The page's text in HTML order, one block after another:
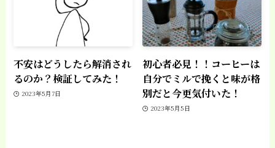
不安はどうしたら解消され
るのか？検証してみた！
2023年5月7日
初心者必見！！コーヒーは
自分でミルで挽くと味が格
別だと今更気付いた！
2023年5月5日